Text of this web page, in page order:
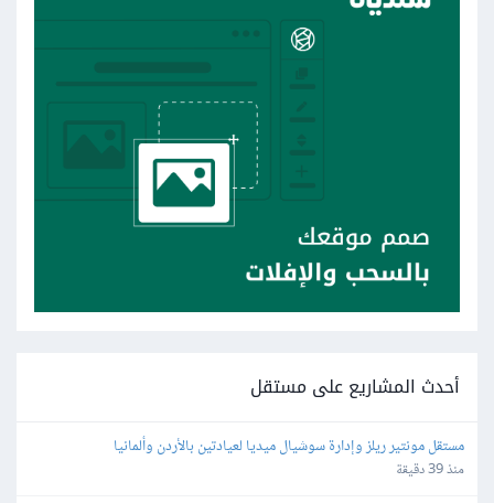
أحدث المشاريع على مستقل
مستقل مونتير ريلز وإدارة سوشيال ميديا لعيادتين بالأردن وألمانيا
منذ 39 دقيقة